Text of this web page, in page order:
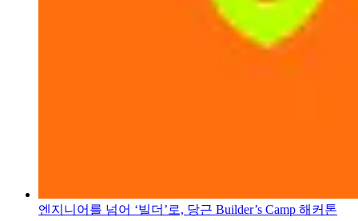
엔지니어를 넘어 ‘빌더’로, 당근 Builder’s Camp 해커톤